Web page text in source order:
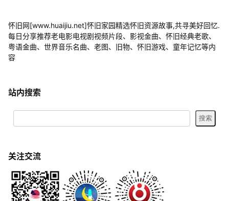
怀旧网[www.huaijiu.net]怀旧家园精选怀旧资源故事,共寻美好回忆.
每日分享推荐老电影电视剧视频片段、影视金曲、怀旧经典老歌、
粤语金曲、世界音乐名曲、老图、旧物、怀旧游戏、童年记忆等内
容
站内搜索
关注交流